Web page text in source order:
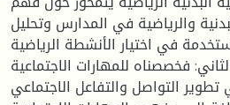
والرياضية في المدارس وتحليل
في اختيار الأنشطة الرياضية.
فخصصناه للمهارات الاجتماعية
التواصل والتفاعل الاجتماعي